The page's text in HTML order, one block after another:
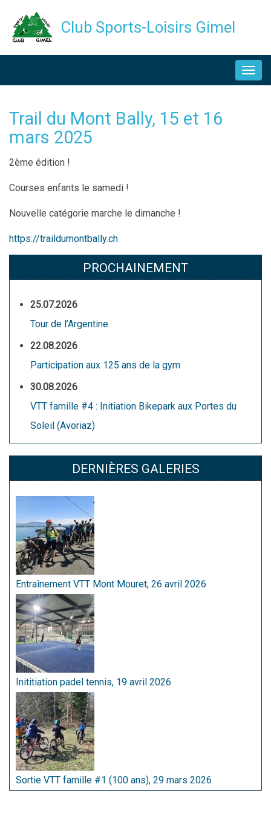
Club Sports-Loisirs Gimel
Trail du Mont Bally, 15 et 16
mars 2025
Description
2ème édition !
Courses enfants le samedi !
Nouvelle catégorie marche le dimanche !
https://traildumontbally.ch
PROCHAINEMENT
25.07.2026
Tour de l’Argentine
22.08.2026
Participation aux 125 ans de la gym
30.08.2026
VTT famille #4 : Initiation Bikepark aux Portes du
Soleil (Avoriaz)
DERNIÈRES GALERIES
Entraînement VTT Mont Mouret, 26 avril 2026
Inititiation padel tennis, 19 avril 2026
Sortie VTT famille #1 (100 ans), 29 mars 2026